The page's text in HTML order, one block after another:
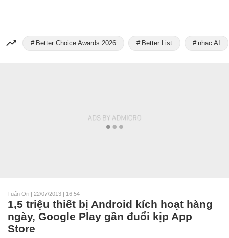
Better Choice Awards 2026 Better List nhạc AI
Tuấn Ori | 22/07/2013 | 16:54
1,5 triệu thiết bị Android kích hoạt hàng
ngày, Google Play gần đuổi kịp App
Store